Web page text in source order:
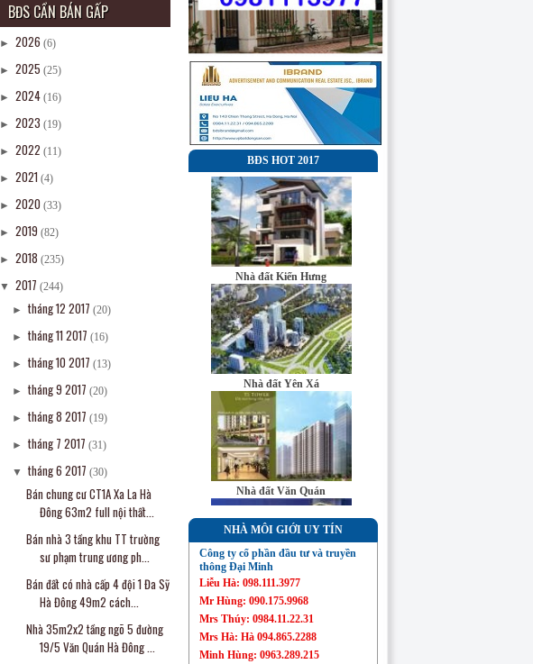
BĐS CẦN BÁN GẤP
► 2026 (6)
► 2025 (25)
► 2024 (16)
► 2023 (19)
► 2022 (11)
► 2021 (4)
► 2020 (33)
► 2019 (82)
► 2018 (235)
▼ 2017 (244)
►tháng 12 2017(20)
►tháng 11 2017(16)
►tháng 10 2017(13)
►tháng 9 2017(20)
►tháng 8 2017(19)
►tháng 7 2017(31)
▼tháng 6 2017(30)
Bán chung cư CT1A Xa La Hà
Đông 63m2 full nội thất...
Bán nhà 3 tầng khu TT trường
sư phạm trung ương ph...
Bán đất có nhà cấp 4 đội 1 Đa Sỹ
Hà Đông 49m2 cách...
Nhà 35m2x2 tầng ngõ 5 đường
19/5 Văn Quán Hà Đông ...
BĐS HOT 2017
Nhà đất Kiến Hưng
Nhà đất Yên Xá
Nhà đất Văn Quán
Nhà đất Mỗ Lao
NHÀ MÔI GIỚI UY TÍN
Công ty cổ phần
đầu tư và truyền
thông Đại Minh
Sàn bất động sản
Đại Minh
Công ty cổ phần đầu tư và truyền
thông Đại Minh
Liễu Hà: 098.111.3977
Mr Hùng: 090.175.9968
Mrs Thúy: 0984.11.22.31
Mrs Hà: Hà 094.865.2288
Minh Hùng: 0963.289.215